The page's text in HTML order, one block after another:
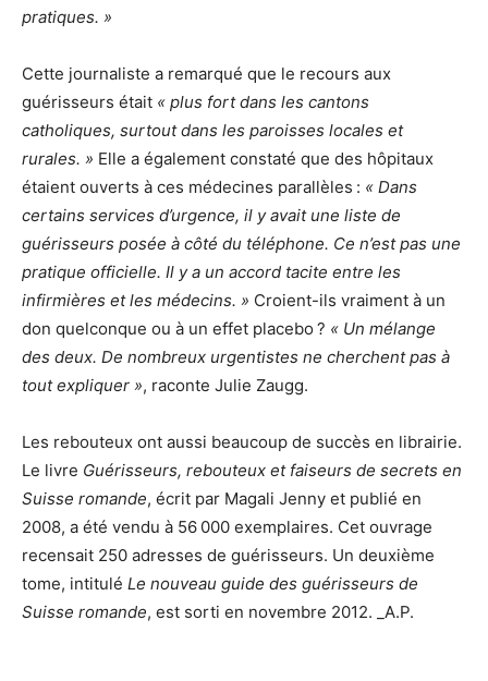
pratiques. »
Cette journaliste a remarqué que le recours aux
guérisseurs était « plus fort dans les cantons
catholiques, surtout dans les paroisses locales et
rurales. » Elle a également constaté que des hôpitaux
étaient ouverts à ces médecines parallèles : « Dans
certains services d’urgence, il y avait une liste de
guérisseurs posée à côté du téléphone. Ce n’est pas une
pratique officielle. Il y a un accord tacite entre les
infirmières et les médecins. » Croient-ils vraiment à un
don quelconque ou à un effet placebo ? « Un mélange
des deux. De nombreux urgentistes ne cherchent pas à
tout expliquer », raconte Julie Zaugg.
Les rebouteux ont aussi beaucoup de succès en librairie.
Le livre Guérisseurs, rebouteux et faiseurs de secrets en
Suisse romande, écrit par Magali Jenny et publié en
2008, a été vendu à 56 000 exemplaires. Cet ouvrage
recensait 250 adresses de guérisseurs. Un deuxième
tome, intitulé Le nouveau guide des guérisseurs de
Suisse romande, est sorti en novembre 2012. _A.P.